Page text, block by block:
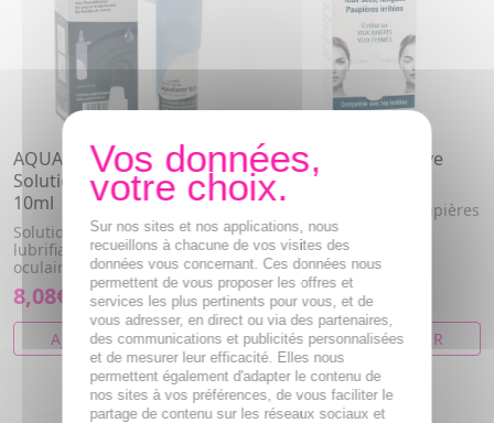
AQUALARM UP intensive -
Solution ophtalmique
10ml
Solution ophtalmique
lubrifiante pour instillation
oculaire.
8,08€
AJOUTER AU PANIER
AQUALARM - Intensive
Spray Flacon 10ml
Yeux secs, fatigués, paupières
irritées
11,73€
AJOUTER AU PANIER
Sur nos sites et nos applications, nous
recueillons à chacune de vos visites des
données vous concernant. Ces données nous
permettent de vous proposer les offres et
services les plus pertinents pour vous, et de
vous adresser, en direct ou via des partenaires,
des communications et publicités personnalisées
et de mesurer leur efficacité. Elles nous
permettent également d'adapter le contenu de
nos sites à vos préférences, de vous faciliter le
partage de contenu sur les réseaux sociaux et